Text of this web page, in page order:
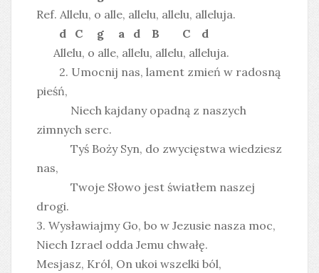
Ref. Allelu, o alle, allelu, allelu, alleluja.
d C g a d B C d
Allelu, o alle, allelu, allelu, alleluja.
2. Umocnij nas, lament zmień w radosną
pieśń,
Niech kajdany opadną z naszych
zimnych serc.
Tyś Boży Syn, do zwycięstwa wiedziesz
nas,
Twoje Słowo jest światłem naszej
drogi.
3. Wysławiajmy Go, bo w Jezusie nasza moc,
Niech Izrael odda Jemu chwałę.
Mesjasz, Król, On ukoi wszelki ból,